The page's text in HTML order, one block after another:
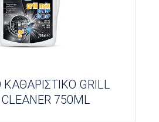
ΚΑΘΑΡΙΣΤΙΚΟ GRILL
750ML